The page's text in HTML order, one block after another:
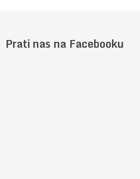
Prati nas na Facebooku